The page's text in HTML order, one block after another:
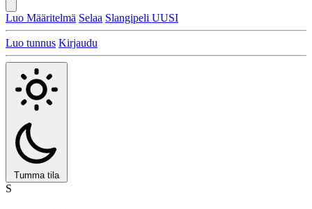
Luo Määritelmä Selaa Slangipeli UUSI
Luo tunnus Kirjaudu
Tumma tila
S